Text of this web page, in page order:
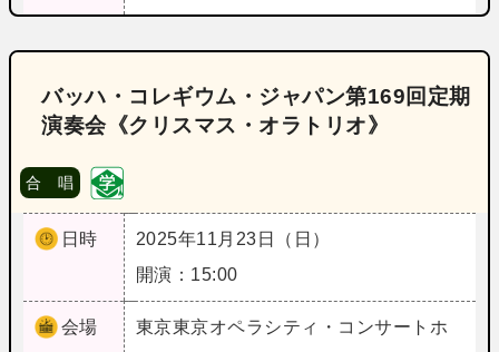
バッハ・コレギウム・ジャパン第169回定期
演奏会《クリスマス・オラトリオ》
合 唱
日時
2025年11月23日（日）
開演：15:00
会場 東京東京オペラシティ・コンサートホ